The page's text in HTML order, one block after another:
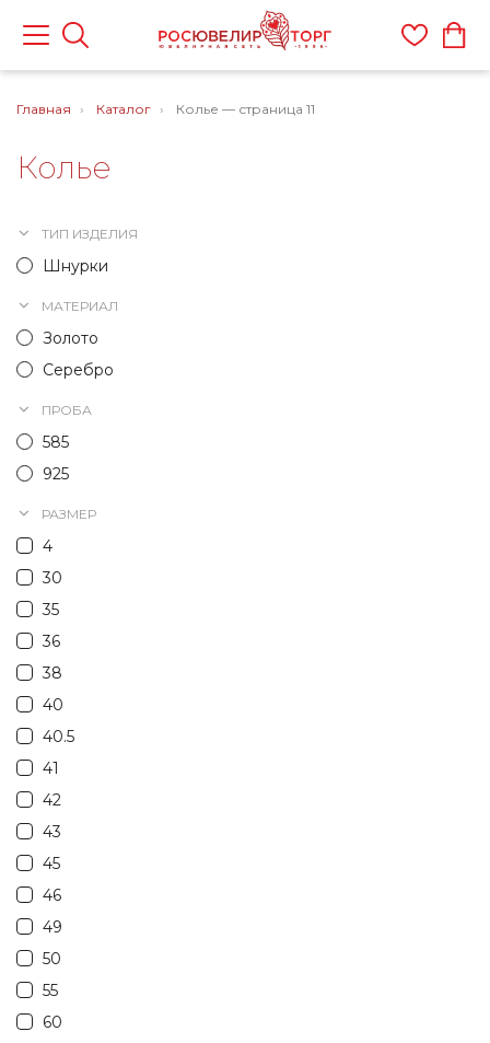
Главная Каталог Колье — страница 11
Колье
ТИП ИЗДЕЛИЯ
Шнурки
МАТЕРИАЛ
Золото
Серебро
ПРОБА
585
925
РАЗМЕР
4
30
35
36
38
40
40.5
41
42
43
45
46
49
50
55
60